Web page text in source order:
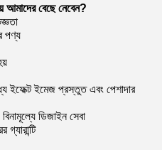
আমাদের বেছে নেবেন?
পণ্য
ইফেক্ট ইমেজ প্রস্তুত এবং পেশাদার
ডিজাইন সেবা